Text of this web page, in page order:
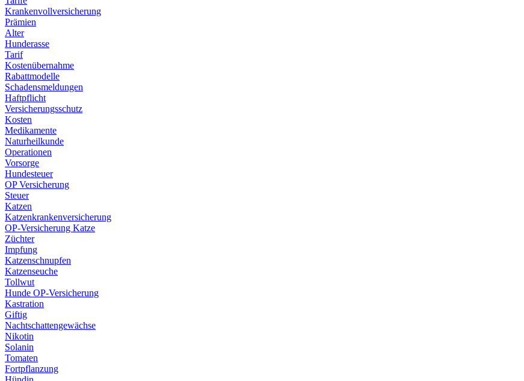
Krankenvollversicherung
Prämien
Alter
Hunderasse
Tarif
Kostenübernahme
Rabattmodelle
Schadensmeldungen
Haftpflicht
Versicherungsschutz
Kosten
Medikamente
Naturheilkunde
Operationen
Vorsorge
Hundesteuer
OP Versicherung
Steuer
Katzen
Katzenkrankenversicherung
OP-Versicherung Katze
Züchter
Impfung
Katzenschnupfen
Katzenseuche
Tollwut
Hunde OP-Versicherung
Kastration
Giftig
Nachtschattengewächse
Nikotin
Solanin
Tomaten
Fortpflanzung